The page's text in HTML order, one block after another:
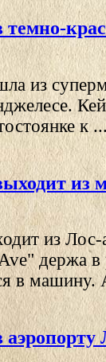
темно-
из
к
из
из Лос-
держа
в машину.